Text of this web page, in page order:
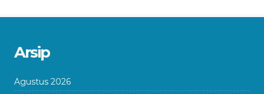
Arsip
Agustus 2026